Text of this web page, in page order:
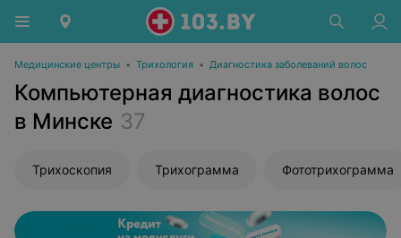
Медицинские центры • Трихология • Диагностика заболеваний волос
Компьютерная диагностика волос
в Минске 37
Трихоскопия Трихограмма Фототрихограмма